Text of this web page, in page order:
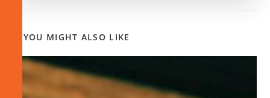
YOU MIGHT ALSO LIKE